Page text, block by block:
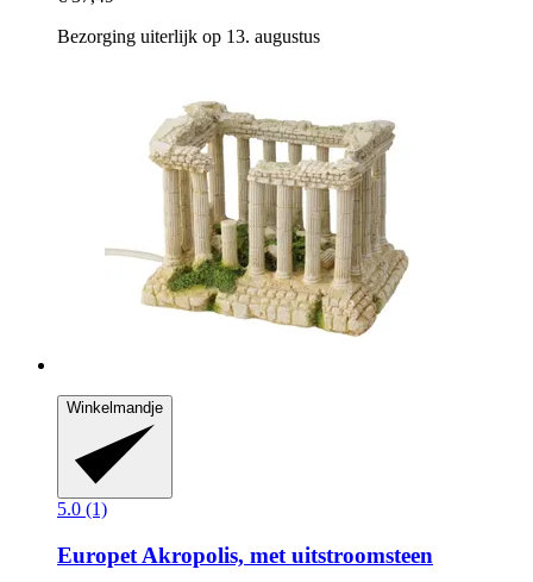
Bezorging uiterlijk op 13. augustus
Winkelmandje
5.0 (1)
Europet Akropolis, met uitstroomsteen